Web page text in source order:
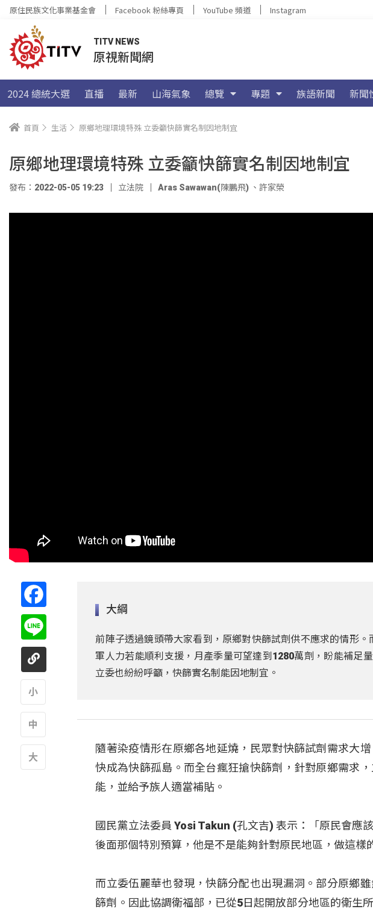
原住民族文化事業基金會 Facebook 粉絲專頁 YouTube 頻道 Instagram
TITV NEWS
原視新聞網
2024 總統大選 直播 最新 山海氣象 總覽 專題 族語新聞 新聞
首頁 生活 原鄉地理環境特殊 立委籲快篩實名制因地制宜
原鄉地理環境特殊 立委籲快篩實名制因地制宜
發布：2022-05-05 19:23 立法院 Aras Sawawan(陳鵬飛) 、 許家榮
大綱
前陣子透過鏡頭帶大家看到，原鄉對快篩試劑供不應求的情形
軍人力若能順利支援，月產季量可望達到1280萬劑，盼能補足
立委也紛紛呼籲，快篩實名制能因地制宜。
隨著染疫情形在原鄉各地延燒，民眾對快篩試劑需求大
快成為快篩孤島。而全台瘋狂搶快篩劑，針對原鄉需求
能，並給予族人適當補貼。
國民黨立法委員 Yosi Takun (孔文吉) 表示：「原民會應
後面那個特別預算，他是不是能夠針對原民地區，做這樣
而立委伍麗華也發現，快篩分配也出現漏洞。部分原鄉
篩劑。因此協調衛福部，已從5日起開放部分地區的衛生